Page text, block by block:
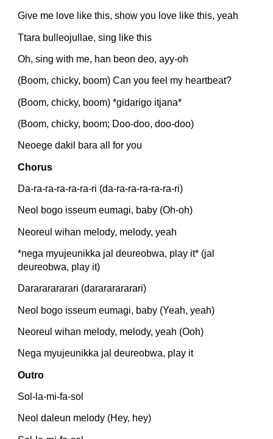
Give me love like this, show you love like this, yeah
Ttara bulleojullae, sing like this
Oh, sing with me, han beon deo, ayy-oh
(Boom, chicky, boom) Can you feel my heartbeat?
(Boom, chicky, boom) *gidarigo itjana*
(Boom, chicky, boom; Doo-doo, doo-doo)
Neoege dakil bara all for you
Chorus
Da-ra-ra-ra-ra-ra-ri (da-ra-ra-ra-ra-ra-ri)
Neol bogo isseum eumagi, baby (Oh-oh)
Neoreul wihan melody, melody, yeah
*nega myujeunikka jal deureobwa, play it* (jal
deureobwa, play it)
Darararararari (darararararari)
Neol bogo isseum eumagi, baby (Yeah, yeah)
Neoreul wihan melody, melody, yeah (Ooh)
Nega myujeunikka jal deureobwa, play it
Outro
Sol-la-mi-fa-sol
Neol daleun melody (Hey, hey)